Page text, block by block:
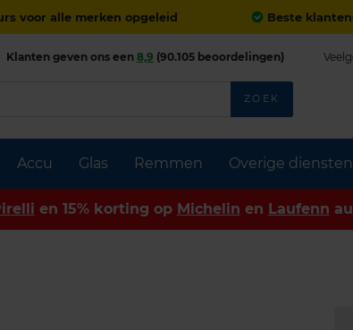
voor alle merken opgeleid Beste
Accu Glas Remmen Overige diensten
Klanten geven ons een 8,9 (90.105 beoordelingen)
ZOEK
en 15% korting op Michelin en Laufenn